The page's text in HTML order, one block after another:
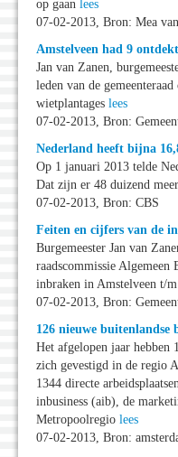
op gaan lees
07-02-2013, Bron: Mea
Amstelveen had 9
Jan van Zanen,
leden van de
wietplantages lees
07-02-2013, Bron:
Nederland heeft bijna
Op 1 januari 2013 telde
Dat zijn er 48 duizend
07-02-2013, Bron: CBS
Feiten en cijfers van de
Burgemeester Jan van
raadscommissie
inbraken in Amstelveen t/
07-02-2013, Bron:
126 nieuwe
Het afgelopen jaar hebben
zich gevestigd in de regio
1344 directe
inbusiness (aib), de
Metropoolregio lees
07-02-2013, Bron: